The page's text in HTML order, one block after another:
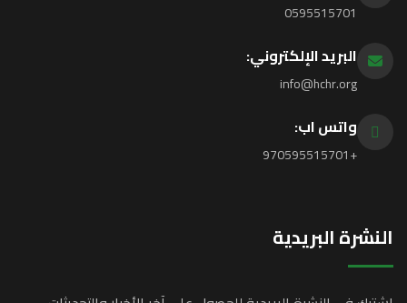
0595515701
البريد الإلكتروني:
info@hchr.org
واتس اب:
+970595515701
النشرة البريدية